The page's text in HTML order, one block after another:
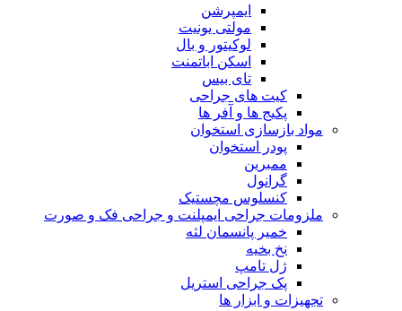
ایمپرشن
مولتی یونیت
لوکیتور و بال
اسکن اباتمنت
تای بیس
کیت های جراحی
پکیج ها و آفر ها
مواد بازسازی استخوان
پودر استخوان
ممبرین
گرانول
کنسلوس مچستیک
ملزومات جراحی ایمپلنت و جراحی فک و صورت
خمیر پانسمان لثه
نخ بخیه
ژل تامپ
پک جراحی استریل
تجهیزات و ابزار ها